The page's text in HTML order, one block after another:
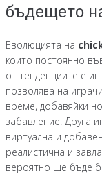
бъдещето
Еволюцията на
които постоянно
от тенденциите е
позволява на
време, добавяйки
забавление. Друга
виртуална и
реалистична и
вероятно ще бъде